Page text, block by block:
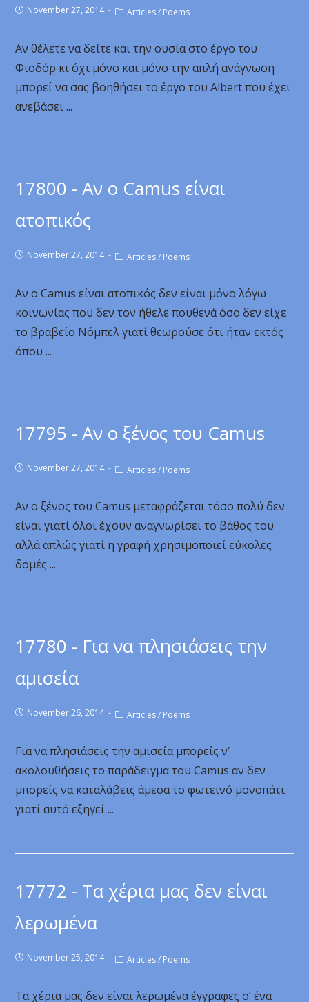
November 27, 2014 Articles / Poems
Αν θέλετε να δείτε και την ουσία στο έργο του
Φιοδόρ κι όχι μόνο και μόνο την απλή ανάγνωση
μπορεί να σας βοηθήσει το έργο του Albert που έχει
ανεβάσει ...
17800 - Αν ο Camus είναι
ατοπικός
November 27, 2014 Articles / Poems
Αν ο Camus είναι ατοπικός δεν είναι μόνο λόγω
κοινωνίας που δεν τον ήθελε πουθενά όσο δεν είχε
το βραβείο Νόμπελ γιατί θεωρούσε ότι ήταν εκτός
όπου ...
17795 - Αν ο ξένος του Camus
November 27, 2014 Articles / Poems
Αν ο ξένος του Camus μεταφράζεται τόσο πολύ δεν
είναι γιατί όλοι έχουν αναγνωρίσει το βάθος του
αλλά απλώς γιατί η γραφή χρησιμοποιεί εύκολες
δομές ...
17780 - Για να πλησιάσεις την
αμισεία
November 26, 2014 Articles / Poems
Για να πλησιάσεις την αμισεία μπορείς ν’
ακολουθήσεις το παράδειγμα του Camus αν δεν
μπορείς να καταλάβεις άμεσα το φωτεινό μονοπάτι
γιατί αυτό εξηγεί ...
17772 - Τα χέρια μας δεν είναι
λερωμένα
November 25, 2014 Articles / Poems
Τα χέρια μας δεν είναι λερωμένα έγγραφες σ’ ένα